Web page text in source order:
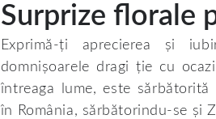
Surprize florale
Exprimă-ți aprecierea și
domnișoarele dragi ție cu
întreaga lume, este
în România, sărbătorindu-se și